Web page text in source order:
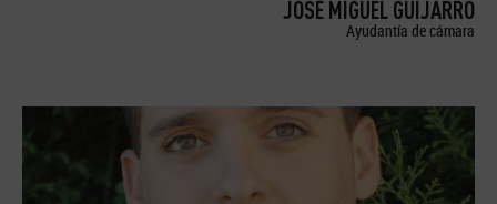
JOSÉ MIGUEL GUIJARRO
Ayudantía de cámara